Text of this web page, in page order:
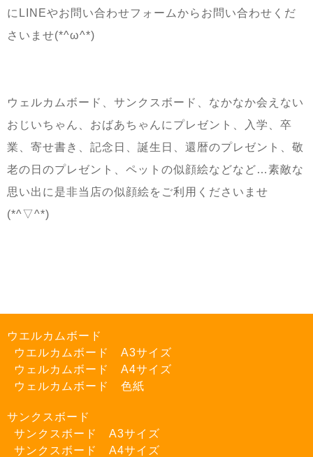
に LINEやお問い合わせフォームからお問い合わせくだ
さいませ(*^ω^*)
ウェルカムボード、サンクスボード、なかなか会えない
おじいちゃん、おばあちゃんにプレゼント、入学、卒
業、寄せ書き、記念日、誕生日、還暦のプレゼント、敬
老の日のプレゼント、ペットの似顔絵などなど…素敵な
思い出に是非当店の似顔絵をご利用くださいませ
(*^▽^*)
ウエルカムボード
ウエルカムボード A3サイズ
ウェルカムボード A4サイズ
ウェルカムボード 色紙
サンクスボード
サンクスボード A3サイズ
サンクスボード A4サイズ